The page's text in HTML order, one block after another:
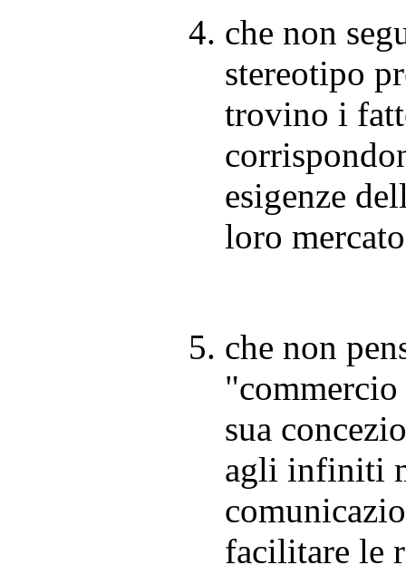
che non
stereotipo
trovino i
esigenze
loro
che non
sua
agli infiniti
facilitare le